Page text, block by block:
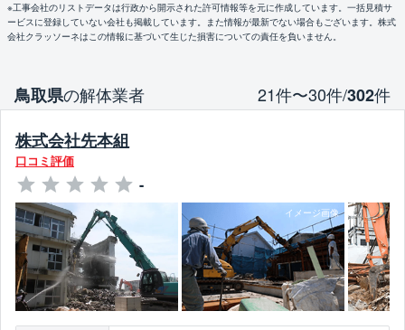
※工事会社のリストデータは行政から開示された許可情報等を元に作成しています。一括見積サ
ービスに登録していない会社も掲載しています。また情報が最新でない場合もございます。株式
会社クラッソーネはこの情報に基づいて生じた損害についての責任を負いません。
鳥取県の解体業者 21件〜30件/302件
株式会社先本組
口コミ評価
-